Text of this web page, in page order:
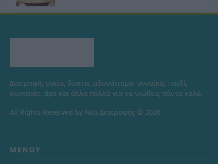
Διατροφή, υγεία, δίαιτα, αδυνάτισμα, γυναίκα, παιδί,
συνταγές, tips και άλλα πολλά για να νιώθεις πάντα καλά.
All Rights Reserved by Νέα Διατροφής © 2026
ΜΕΝΟΎ